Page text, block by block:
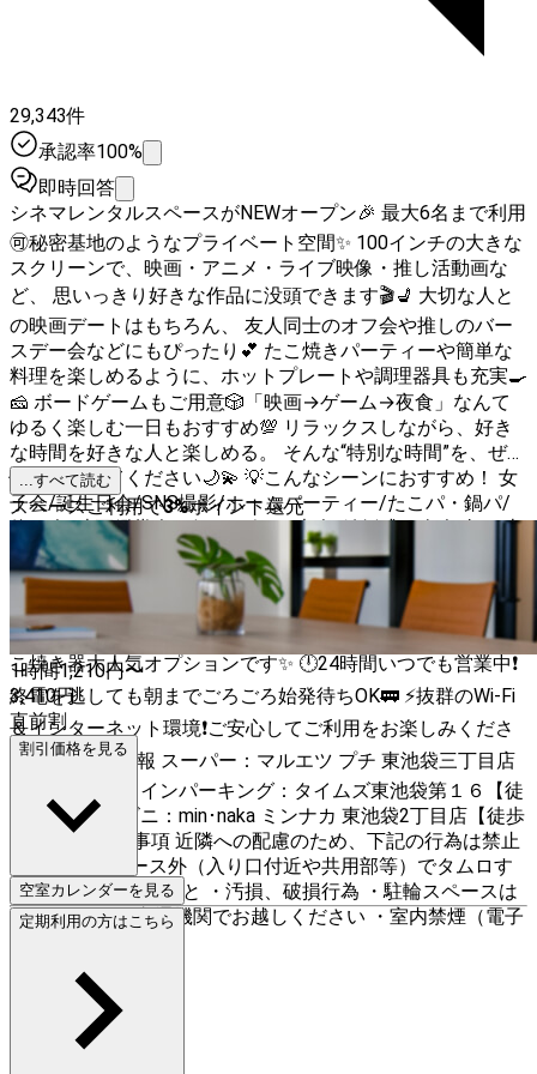
29,343件
承認率100%
即時回答
シネマレンタルスペースがNEWオープン🎉 最大6名まで利用
🉑秘密基地のようなプライベート空間✨ 100インチの大きな
スクリーンで、映画・アニメ・ライブ映像・推し活動画な
ど、 思いっきり好きな作品に没頭できます🎬💺 大切な人と
の映画デートはもちろん、 友人同士のオフ会や推しのバー
スデー会などにもぴったり💕 たこ焼きパーティーや簡単な
料理を楽しめるように、ホットプレートや調理器具も充実🍳
🧀 ボードゲームもご用意🎲「映画→ゲーム→夜食」なんて
ゆるく楽しむ一日もおすすめ💯 リラックスしながら、好き
な時間を好きな人と楽しめる。 そんな“特別な時間”を、ぜひ
体験してみてください🌙💫 💡こんなシーンにおすすめ！ 女
子会/誕生日会/SNS撮影/ホームパーティー/たこパ・鍋パ/
飲み会/映画鑑賞会/ボードゲーム大会/結婚式二次会/打ち上
げ・歓送迎会/おうちデート/ニコ生、Youtube撮影/推し活/
合コン/同窓会/スポーツ観戦/オフ会・交流会/カップルデー
ト/占い/勉強会・読書会/ 🎖スペースの特徴 🎥大迫力プロジ
ェクターでおうち映画館に大変身🤩 🐙ホットプレート＆た
こ焼き器大人気オプションです✨ 🕛24時間いつでも営業中❗
終電を逃しても朝までごろごろ始発待ちOK🚃 ⚡抜群のWi-Fi
＆インターネット環境❗ご安心してご利用をお楽しみくださ
い📣 🗺周辺情報 スーパー：マルエツ プチ 東池袋三丁目店
【徒歩5分】 コインパーキング：タイムズ東池袋第１６【徒
歩5分】 コンビニ：min･naka ミンナカ 東池袋2丁目店【徒歩
30秒】 🚫禁止事項 近隣への配慮のため、下記の行為は禁止
です。 ・スペース外（入り口付近や共用部等）でタムロす
る・騒ぐ・暴れること ・汚損、破損行為 ・駐輪スペースは
ございません※交通機関でお越しください ・室内禁煙（電子
...すべて読む
スペースご利用で3%ポイント還元
1時間1,210円〜
3,410円
直前割
割引価格を見る
空室カレンダーを見る
定期利用の方はこちら